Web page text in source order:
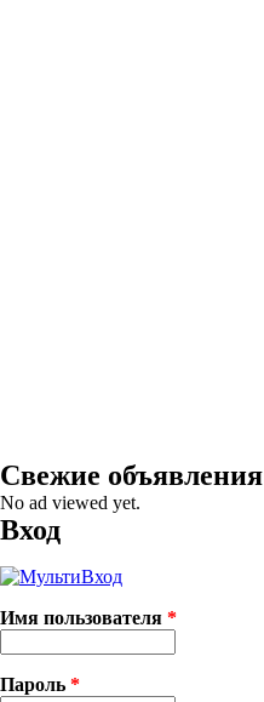
Свежие объявления
No ad viewed yet.
Вход
Имя пользователя *
Пароль *